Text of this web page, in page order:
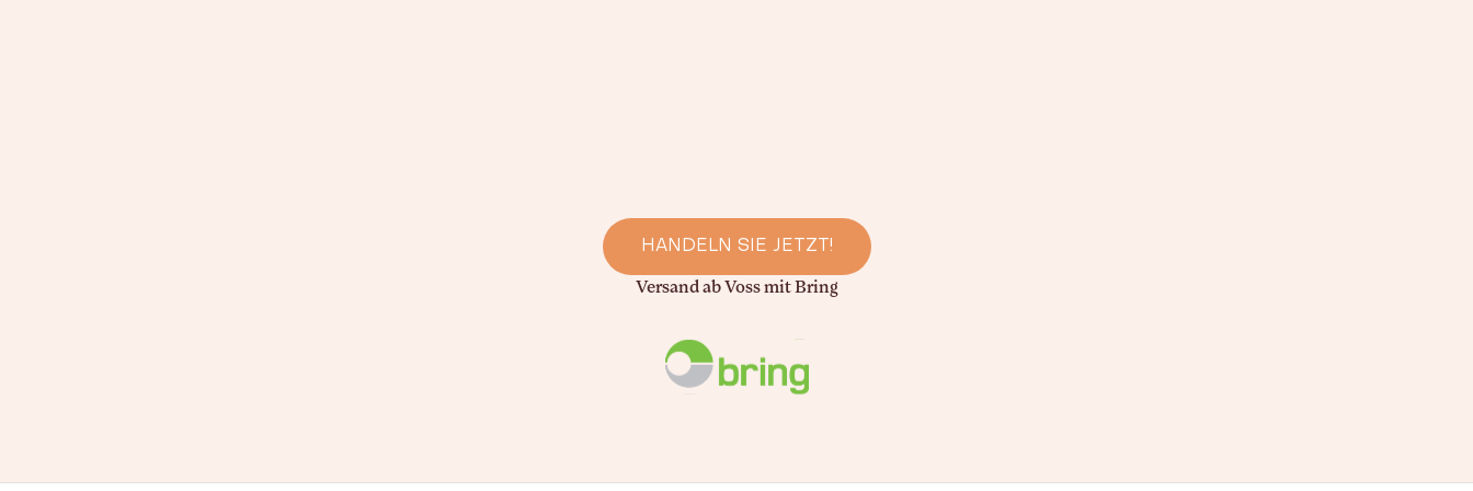
HANDELN SIE JETZT!
Versand ab Voss mit Bring